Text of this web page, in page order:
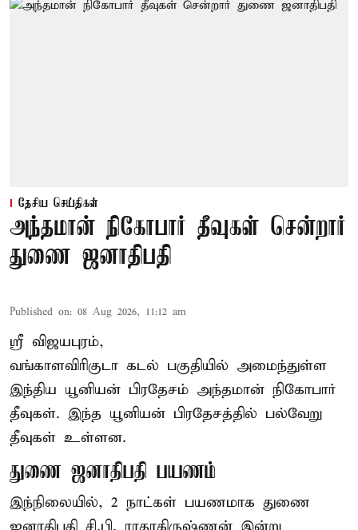
தேசிய செய்திகள்
அந்தமான் நிகோபார் தீவுகள் சென்றார்
துணை ஜனாதிபதி
Published on: 08 Aug 2026, 11:12 am
ஸ்ரீ விஜயபுரம்,
வங்காளவிரிகுடா கடல் பகுதியில் அமைந்துள்ள
இந்திய யூனியன் பிரதேசம் அந்தமான் நிகோபார்
தீவுகள். இந்த யூனியன் பிரதேசத்தில் பல்வேறு
தீவுகள் உள்ளன.
துணை ஜனாதிபதி பயணம்
இந்நிலையில், 2 நாட்கள் பயணமாக துணை
ஜனாதிபதி சி.பி. ராதாகிருஷ்ணன் இன்று